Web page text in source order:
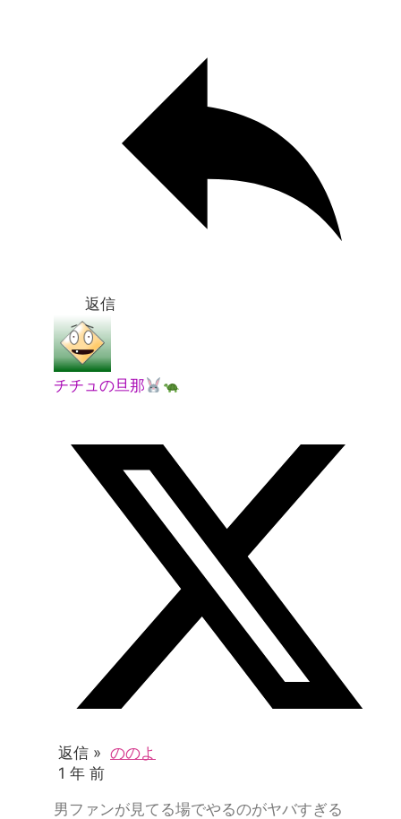
返信
チチュの旦那
返信 » ののよ
1 年 前
男ファンが見てる場でやるのがヤバすぎる